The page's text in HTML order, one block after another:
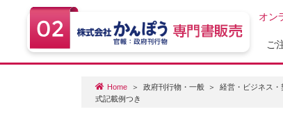
オン
ご
Home 政府刊行物・一般 経営・ビジネス
式記載例つき